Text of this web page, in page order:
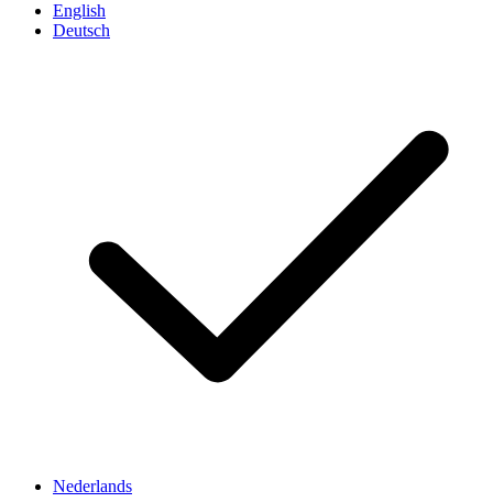
English
Deutsch
Nederlands